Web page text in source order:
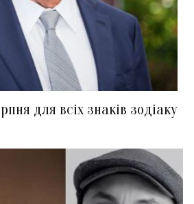
для всіх знаків зодіаку